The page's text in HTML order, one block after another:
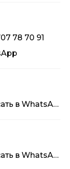
78 70 91
в WhatsApp
в WhatsApp